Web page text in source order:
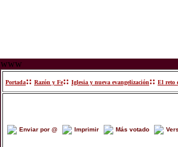
www
Portada:: Razón y Fe:: Iglesia y nueva evangelización:: El reto
Enviar por @ Imprimir Más votado